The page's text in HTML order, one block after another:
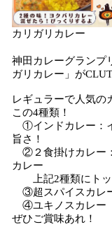
カリガリカレー
神田カレーグランプ
ガリカレー」が
レギュラーで人気の
この4種類！
①インドカレー：
旨さ！
②２食掛けカレー
カレー
上記2種類にトッ
③超スパイスカレ
④ユキノスカレー
ぜひご賞味あれ！